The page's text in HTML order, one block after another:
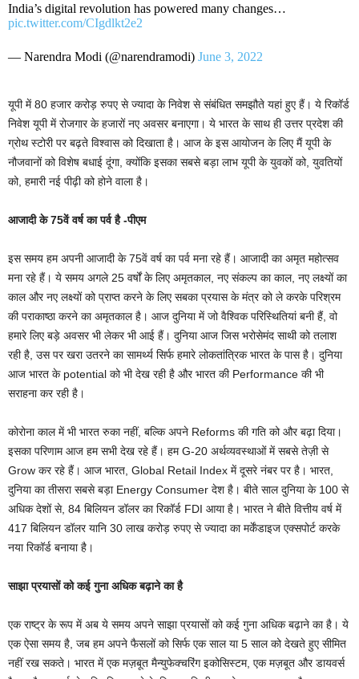
India’s digital revolution has powered many changes…
pic.twitter.com/CIgdlkt2e2
— Narendra Modi (@narendramodi) June 3, 2022
यूपी में 80 हजार करोड़ रुपए से ज्यादा के निवेश से संबंधित समझौते यहां हुए हैं। ये रिकॉर्ड
निवेश यूपी में रोजगार के हजारों नए अवसर बनाएगा। ये भारत के साथ ही उत्तर प्रदेश की
ग्रोथ स्टोरी पर बढ़ते विश्वास को दिखाता है। आज के इस आयोजन के लिए मैं यूपी के
नौजवानों को विशेष बधाई दूंगा, क्योंकि इसका सबसे बड़ा लाभ यूपी के युवकों को, यु‍वतियों
को, हमारी नई पीढ़ी को होने वाला है।
आजादी के 75वें वर्ष का पर्व है -पीएम
इस समय हम अपनी आजादी के 75वें वर्ष का पर्व मना रहे हैं। आजादी का अमृत महोत्‍सव
मना रहे हैं। ये समय अगले 25 वर्षों के लिए अमृतकाल, नए संकल्‍प का काल, नए लक्ष्‍यों का
काल और नए लक्ष्‍यों को प्राप्‍त करने के लिए सबका प्रयास के मंत्र को ले करके परिश्रम
की पराकाष्‍ठा करने का अमृतकाल है। आज दुनिया में जो वैश्विक परिस्थितियां बनी हैं, वो
हमारे लिए बड़े अवसर भी लेकर भी आई हैं। दुनिया आज जिस भरोसेमंद साथी को तलाश
रही है, उस पर खरा उतरने का सामर्थ्य सिर्फ हमारे लोकतांत्रिक भारत के पास है। दुनिया
आज भारत के potential को भी देख रही है और भारत की Performance की भी
सराहना कर रही है।
कोरोना काल में भी भारत रुका नहीं, बल्कि अपने Reforms की गति को और बढ़ा दिया।
इसका परिणाम आज हम सभी देख रहे हैं। हम G-20 अर्थव्यवस्थाओं में सबसे तेज़ी से
Grow कर रहे हैं। आज भारत, Global Retail Index में दूसरे नंबर पर है। भारत,
दुनिया का तीसरा सबसे बड़ा Energy Consumer देश है। बीते साल दुनिया के 100 से
अधिक देशों से, 84 बिलियन डॉलर का रिकॉर्ड FDI आया है। भारत ने बीते वित्तीय वर्ष में
417 बिलियन डॉलर यानि 30 लाख करोड़ रुपए से ज्यादा का मर्केंडाइज एक्सपोर्ट करके
नया रिकॉर्ड बनाया है।
साझा प्रयासों को कई गुना अधिक बढ़ाने का है
एक राष्ट्र के रूप में अब ये समय अपने साझा प्रयासों को कई गुना अधिक बढ़ाने का है। ये
एक ऐसा समय है, जब हम अपने फैसलों को सिर्फ एक साल या 5 साल को देखते हुए सीमित
नहीं रख सकते। भारत में एक मज़बूत मैन्युफेक्चरिंग इकोसिस्टम, एक मज़बूत और डायवर्स